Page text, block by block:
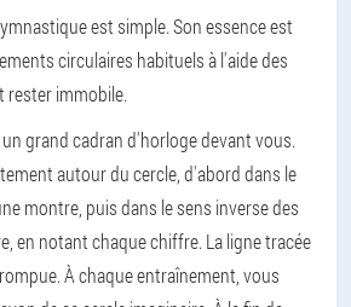
est simple. Son essence est
circulaires habituels à l'aide des
rester immobile.
grand cadran d'horloge devant vous.
autour du cercle, d'abord dans le
montre, puis dans le sens inverse des
en notant chaque chiffre. La ligne tracée
À chaque entraînement, vous